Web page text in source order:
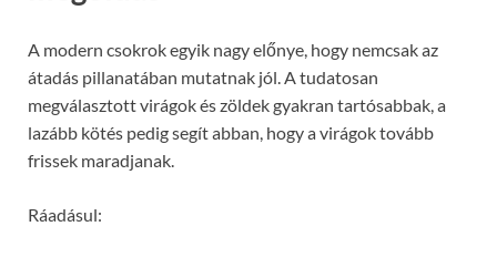
A modern csokrok egyik nagy előnye, hogy nemcsak az
átadás pillanatában mutatnak jól. A tudatosan
megválasztott virágok és zöldek gyakran tartósabbak, a
lazább kötés pedig segít abban, hogy a virágok tovább
frissek maradjanak.
Ráadásul: